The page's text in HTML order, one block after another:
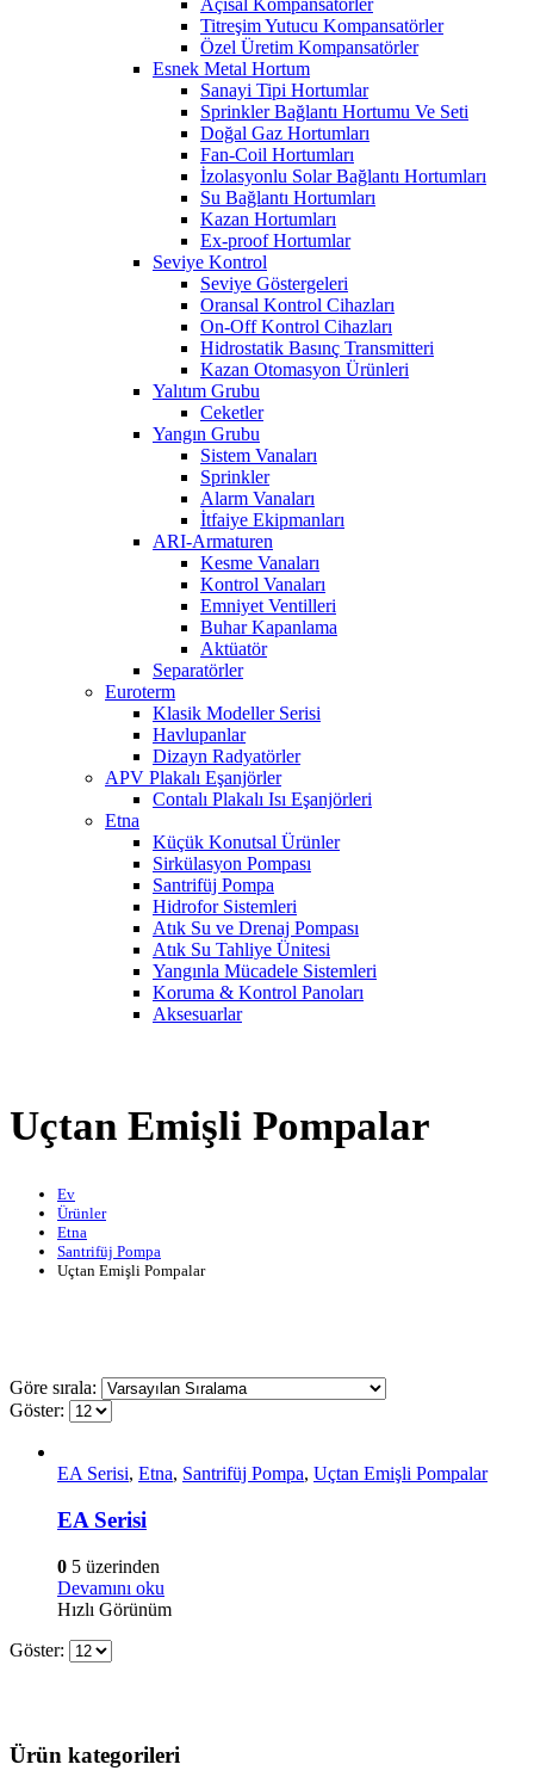
Açısal Kompansatörler
Titreşim Yutucu Kompansatörler
Özel Üretim Kompansatörler
Esnek Metal Hortum
Sanayi Tipi Hortumlar
Sprinkler Bağlantı Hortumu Ve Seti
Doğal Gaz Hortumları
Fan-Coil Hortumları
İzolasyonlu Solar Bağlantı Hortumları
Su Bağlantı Hortumları
Kazan Hortumları
Ex-proof Hortumlar
Seviye Kontrol
Seviye Göstergeleri
Oransal Kontrol Cihazları
On-Off Kontrol Cihazları
Hidrostatik Basınç Transmitteri
Kazan Otomasyon Ürünleri
Yalıtım Grubu
Ceketler
Yangın Grubu
Sistem Vanaları
Sprinkler
Alarm Vanaları
İtfaiye Ekipmanları
ARI-Armaturen
Kesme Vanaları
Kontrol Vanaları
Emniyet Ventilleri
Buhar Kapanlama
Aktüatör
Separatörler
Euroterm
Klasik Modeller Serisi
Havlupanlar
Dizayn Radyatörler
APV Plakalı Eşanjörler
Contalı Plakalı Isı Eşanjörleri
Etna
Küçük Konutsal Ürünler
Sirkülasyon Pompası
Santrifüj Pompa
Hidrofor Sistemleri
Atık Su ve Drenaj Pompası
Atık Su Tahliye Ünitesi
Yangınla Mücadele Sistemleri
Koruma & Kontrol Panoları
Aksesuarlar
Uçtan Emişli Pompalar
Ev
Ürünler
Etna
Santrifüj Pompa
Uçtan Emişli Pompalar
Göre sırala:
Göster:
EA Serisi, Etna, Santrifüj Pompa, Uçtan Emişli Pompalar
EA Serisi
0 5 üzerinden
Devamını oku
Hızlı Görünüm
Göster:
Ürün kategorileri